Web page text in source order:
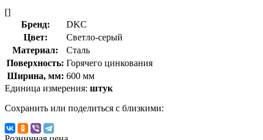
[]
Бренд:
DKC
Цвет:
Светло-серый
Материал:
Сталь
Поверхность: Горячего цинкования
Ширина, мм: 600 мм
Единица измерения: штук
Сохранить или поделиться с близкими: